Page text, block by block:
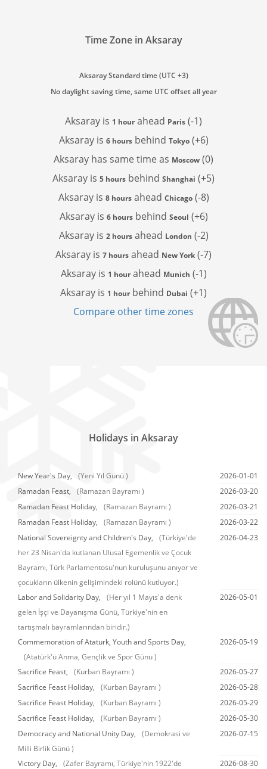
Time Zone in Aksaray
Aksaray Standard time (UTC +3)
No daylight saving time, same UTC offset all year
Aksaray is 1 hourahead Paris (-1)
Aksaray is 6 hoursbehind Tokyo(+6)
Aksaray has same time as Moscow (0)
Aksaray is 5 hours behind Shanghai (+5)
Aksaray is 8 hoursahead Chicago(-8)
Aksaray is 6 hoursbehind Seoul (+6)
Aksaray is 2 hoursahead London (-2)
Aksaray is 7 hours ahead New York (-7)
Aksaray is 1 hourahead Munich (-1)
Aksaray is 1 hourbehind Dubai (+1)
Compare other time zones
Holidays in Aksaray
New Year's Day, (Yeni Yıl Günü )
2026-01-01
Ramadan Feast,
(Ramazan Bayramı )
2026-03-20
Ramadan Feast Holiday,
(Ramazan Bayramı )
2026-03-21
Ramadan Feast Holiday,
(Ramazan Bayramı )
2026-03-22
National Sovereignty and Children's Day,
(Türkiye'de
her 23 Nisan'da kutlanan Ulusal Egemenlik ve Çocuk
Bayramı, Türk Parlamentosu'nun kuruluşunu anıyor ve
çocukların ülkenin gelişimindeki rolünü kutluyor.)
2026-04-23
Labor and Solidarity Day,
(Her yıl 1 Mayıs'a denk
gelen İşçi ve Dayanışma Günü, Türkiye'nin en
tartışmalı bayramlarından biridir.)
2026-05-01
Commemoration of Atatürk, Youth and Sports Day,
(Atatürk'ü Anma, Gençlik ve Spor Günü )
2026-05-19
Sacrifice Feast, (Kurban Bayramı )
2026-05-27
Sacrifice Feast Holiday,
(Kurban Bayramı )
2026-05-28
Sacrifice Feast Holiday,
(Kurban Bayramı )
2026-05-29
Sacrifice Feast Holiday,
(Kurban Bayramı )
2026-05-30
Democracy and National Unity Day,
(Demokrasi ve
Milli Birlik Günü )
2026-07-15
Victory Day,
(Zafer Bayramı, Türkiye'nin 1922'de
2026-08-30